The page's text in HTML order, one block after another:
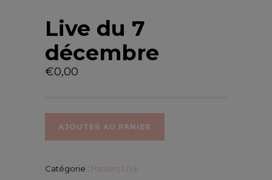
Live du 7
décembre
€0,00
AJOUTER AU PANIER
Catégorie : Paniers LIVE